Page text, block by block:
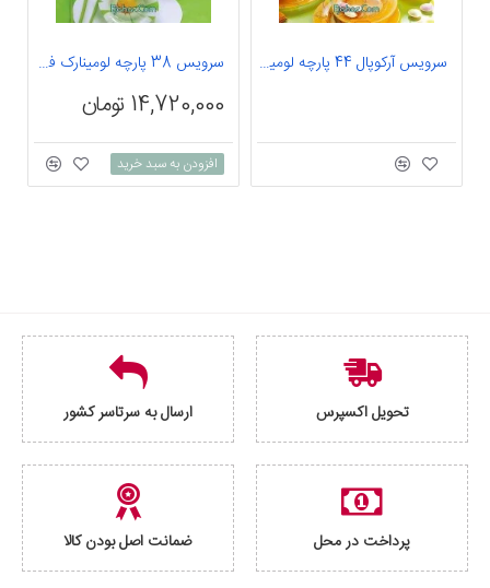
سرویس آرکوپال 44 پارچه لومینارک فرانسه مدل نایو لومینارک(Luminarc) سرویس 38 پارچه لومینارک فرانسه مدل پاکاریت سبز لومینارک(Luminarc)
14,720,000 تومان
افزودن به سبد خرید
تحویل اکسپرس ارسال به سرتاسر کشور
پرداخت در محل ضمانت اصل بودن کالا